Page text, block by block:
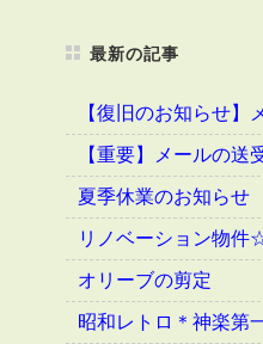
最新の記事
【復旧のお知らせ】
【重要】メールの送
夏季休業のお知らせ
リノベーション物件
オリーブの剪定
昭和レトロ＊神楽第